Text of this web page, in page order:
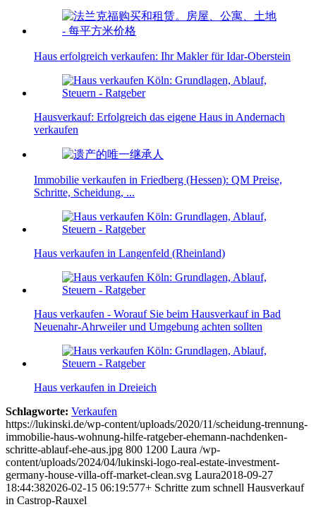
Haus erfolgreich verkaufen: Ihr Makler für Idar-Oberstein
Hausverkauf: Erfolgreich das eigene Haus in Andernach
verkaufen
Immobilie verkaufen in Friedberg (Hessen): QM Preise,
Schritte, Scheidung, ...
Haus verkaufen in Langenfeld (Rheinland)
Haus verkaufen - Worauf Sie beim Hausverkauf in Bad
Neuenahr-Ahrweiler und Umgebung achten sollten
Haus verkaufen in Dreieich
Schlagworte: Verkaufen
https://lukinski.de/wp-content/uploads/2020/11/scheidung-trennung-
immobilie-haus-wohnung-hilfe-ratgeber-ehemann-nachdenken-
schritte-ablauf-ehe-aus.jpg 800 1200 Laura /wp-
content/uploads/2024/04/lukinski-logo-real-estate-investment-
germany-house-villa-off-market-clean.svg Laura2018-09-27
18:44:382026-02-15 06:19:577+ Schritte zum schnell Hausverkauf
in Castrop-Rauxel